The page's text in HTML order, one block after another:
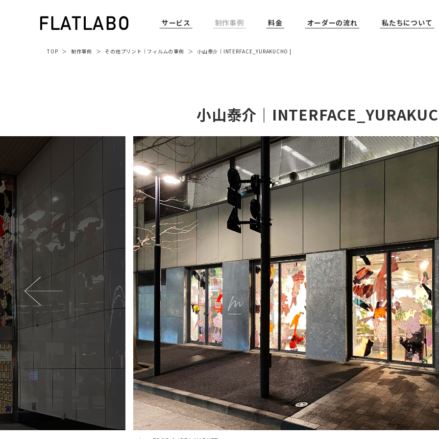
サービス 制作事例 料金 オーダーの流れ 私たちについて
TOP 制作事例 その他プリント ｜ フィルムの事例 小山泰介｜INTERFACE_YURAKUCHO |
小山泰介｜
Previous